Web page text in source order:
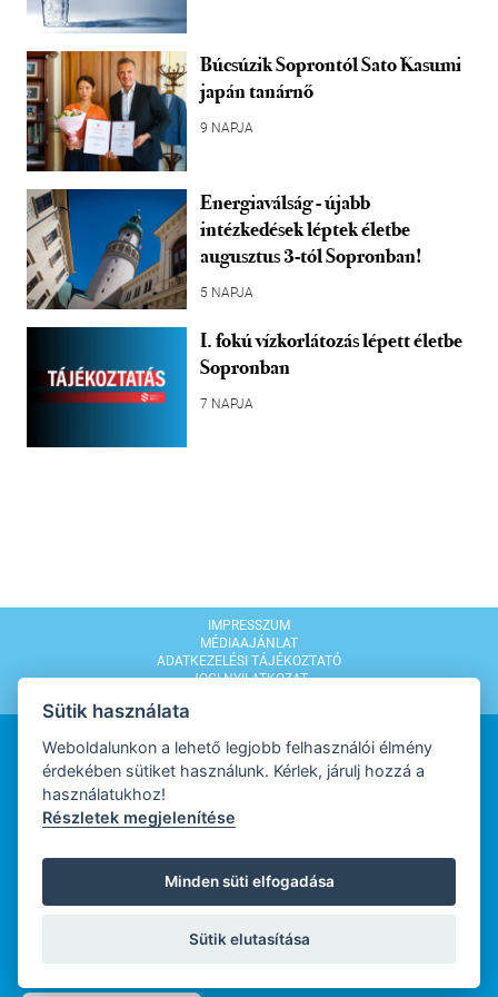
Búcsúzik Soprontól Sato Kasumi
japán tanárnő
9 NAPJA
Energiaválság - újabb
intézkedések léptek életbe
augusztus 3-tól Sopronban!
5 NAPJA
I. fokú vízkorlátozás lépett életbe
Sopronban
7 NAPJA
IMPRESSZUM
MÉDIAAJÁNLAT
ADATKEZELÉSI TÁJÉKOZTATÓ
JOGI NYILATKOZAT
WEBDESIGN
WEBFEJLESZTŐ
Sütik használata
Weboldalunkon a lehető legjobb felhasználói élmény
érdekében sütiket használunk. Kérlek, járulj hozzá a
használatukhoz!
Részletek megjelenítése
Minden süti elfogadása
Sütik elutasítása